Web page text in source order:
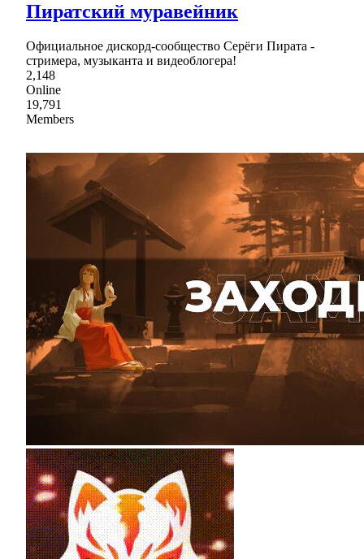
Пиратский муравейник
Официальное дискорд-сообщество Серёги Пирата -
стримера, музыканта и видеоблогера!
2,148
Online
19,791
Members